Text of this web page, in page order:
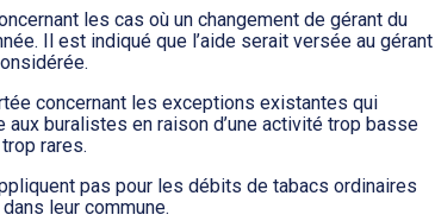
les cas où un changement de gérant du
Il est indiqué que l’aide serait versée au gérant
concernant les exceptions existantes qui
buralistes en raison d’une activité trop basse
rares.
pas pour les débits de tabacs ordinaires
leur commune.